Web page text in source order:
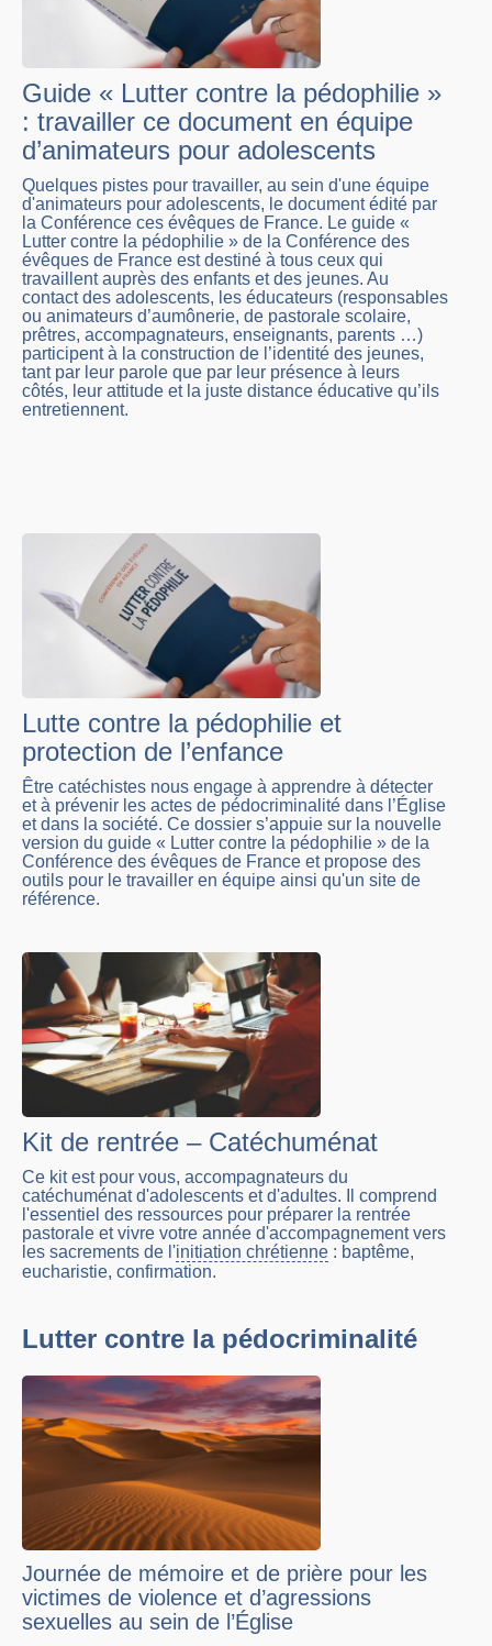
Guide « Lutter contre la pédophilie »
: travailler ce document en équipe
d’animateurs pour adolescents
Quelques pistes pour travailler, au sein d'une équipe
d'animateurs pour adolescents, le document édité par
la Conférence ces évêques de France. Le guide «
Lutter contre la pédophilie » de la Conférence des
évêques de France est destiné à tous ceux qui
travaillent auprès des enfants et des jeunes. Au
contact des adolescents, les éducateurs (responsables
ou animateurs d’aumônerie, de pastorale scolaire,
prêtres, accompagnateurs, enseignants, parents …)
participent à la construction de l’identité des jeunes,
tant par leur parole que par leur présence à leurs
côtés, leur attitude et la juste distance éducative qu’ils
entretiennent.
Lutte contre la pédophilie et
protection de l’enfance
Être catéchistes nous engage à apprendre à détecter
et à prévenir les actes de pédocriminalité dans l’Église
et dans la société. Ce dossier s’appuie sur la nouvelle
version du guide « Lutter contre la pédophilie » de la
Conférence des évêques de France et propose des
outils pour le travailler en équipe ainsi qu'un site de
référence.
Kit de rentrée – Catéchuménat
Ce kit est pour vous, accompagnateurs du
catéchuménat d'adolescents et d'adultes. Il comprend
l'essentiel des ressources pour préparer la rentrée
pastorale et vivre votre année d'accompagnement vers
les sacrements de l'initiation chrétienne : baptême,
eucharistie, confirmation.
Lutter contre la pédocriminalité
Journée de mémoire et de prière pour les
victimes de violence et d’agressions
sexuelles au sein de l’Église